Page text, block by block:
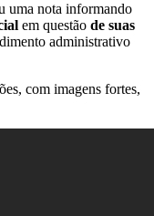
uma nota informando
em questão de suas
administrativo
com imagens fortes,